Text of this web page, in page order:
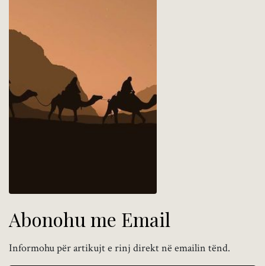
Abonohu me Email
Informohu për artikujt e rinj direkt në emailin tënd.